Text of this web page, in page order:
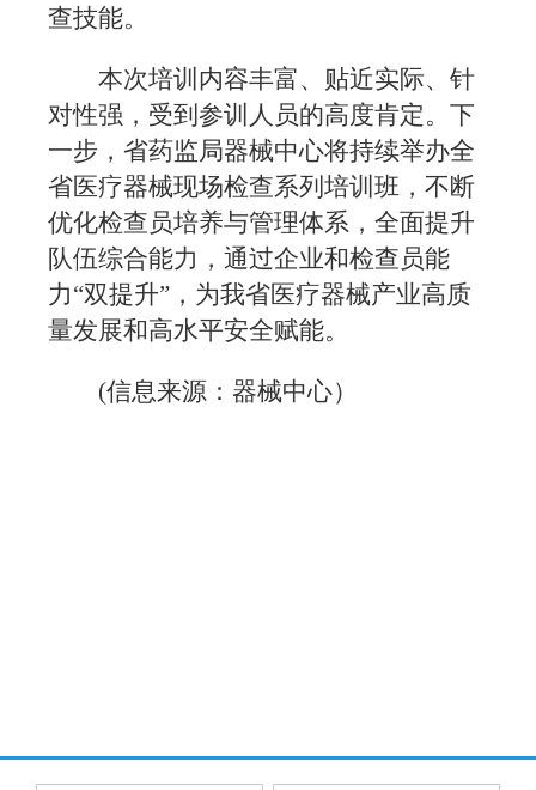
查技能。
本次培训内容丰富、贴近实际、针
对性强，受到参训人员的高度肯定。下
一步，省药监局器械中心将持续举办全
省医疗器械现场检查系列培训班，不断
优化检查员培养与管理体系，全面提升
队伍综合能力，通过企业和检查员能
力“双提升”，为我省医疗器械产业高质
量发展和高水平安全赋能。
(信息来源：器械中心）